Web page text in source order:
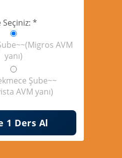
Seçiniz: *
AVM
yanı)
Şube~~
AVM yanı)